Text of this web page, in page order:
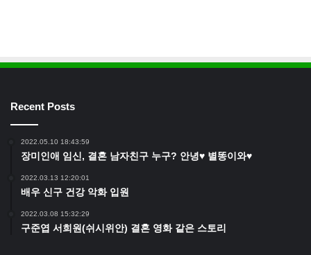
Recent Posts
2022.05.10 18:43:59
장미인애 임신, 결혼 남자친구 누구? 안녕♥ 별똥이와♥
2022.03.13 12:20:01
배우 신구 건강 악화 입원
2022.03.08 15:32:29
구준엽 서희원(쉬시위안) 결혼 영화 같은 스토리